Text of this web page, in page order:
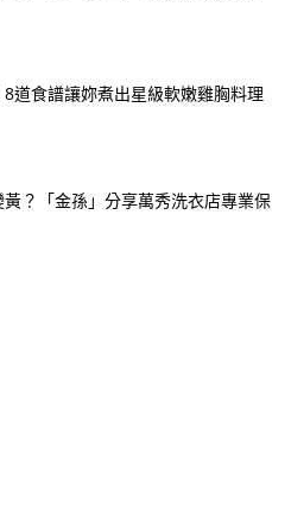
道食譜讓妳煮出星級軟嫩雞胸料理
？「金孫」分享萬秀洗衣店專業保